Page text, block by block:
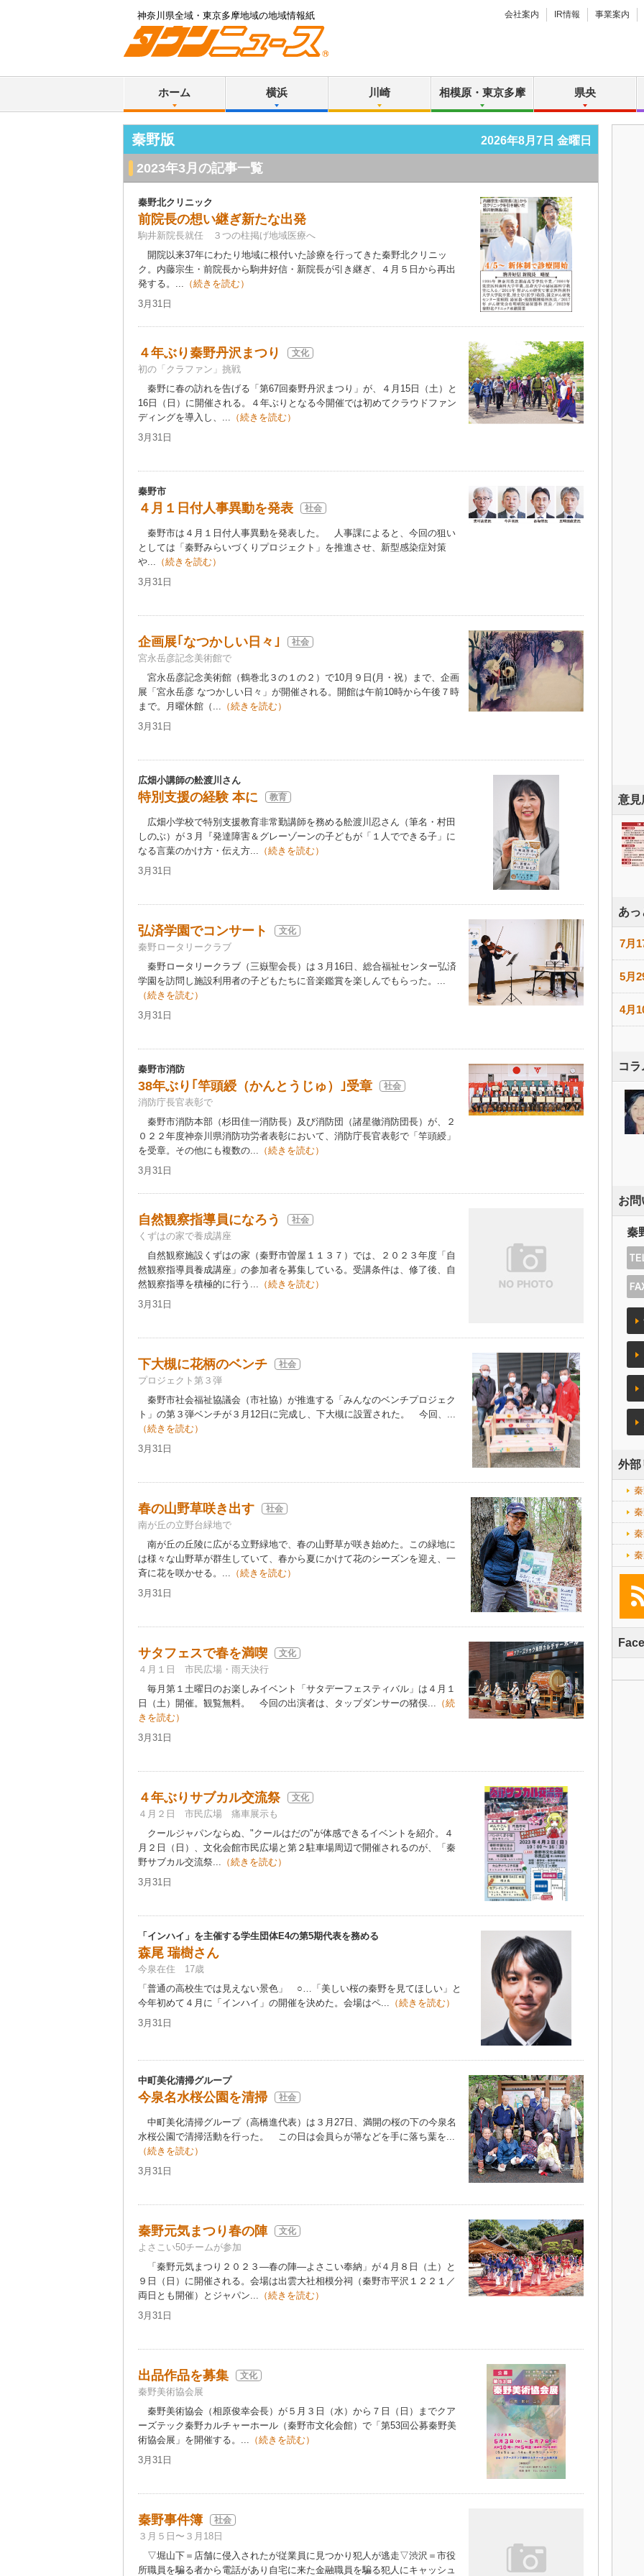
神奈川県全域・東京多摩地域の地域情報紙 会社案内 IR情報 事業案内
ホーム 横浜 川崎 相模原・東京多摩 県央
秦野版 2026年8月7日 金曜日
2023年3月の記事一覧
秦野北クリニック
前院長の想い継ぎ新たな出発
駒井新院長就任 ３つの柱掲げ地域医療へ
開院以来37年にわたり地域に根付いた診療を行ってきた秦野北クリニッ
ク。内藤宗生・前院長から駒井好信・新院長が引き継ぎ、４月５日から再出
発する。... （続きを読む）
3月31日
４年ぶり秦野丹沢まつり 文化
初の「クラファン」挑戦
秦野に春の訪れを告げる「第67回秦野丹沢まつり」が、４月15日（土）と
16日（日）に開催される。４年ぶりとなる今開催では初めてクラウドファン
ディングを導入し、... （続きを読む）
3月31日
秦野市
４月１日付人事異動を発表 社会
秦野市は４月１日付人事異動を発表した。 人事課によると、今回の狙い
としては「秦野みらいづくりプロジェクト」を推進させ、新型感染症対策
や... （続きを読む）
3月31日
企画展｢なつかしい日々｣ 社会
宮永岳彦記念美術館で
宮永岳彦記念美術館（鶴巻北３の１の２）で10月９日(月・祝）まで、企画
展「宮永岳彦 なつかしい日々」が開催される。開館は午前10時から午後７時
まで。月曜休館（... （続きを読む）
3月31日
広畑小講師の舩渡川さん
特別支援の経験 本に 教育
広畑小学校で特別支援教育非常勤講師を務める舩渡川忍さん（筆名・村田
しのぶ）が３月『発達障害＆グレーゾーンの子どもが「１人でできる子」に
なる言葉のかけ方・伝え方... （続きを読む）
3月31日
弘済学園でコンサート 文化
秦野ロータリークラブ
秦野ロータリークラブ（三嶽聖会長）は３月16日、総合福祉センター弘済
学園を訪問し施設利用者の子どもたちに音楽鑑賞を楽しんでもらった。...
（続きを読む）
3月31日
秦野市消防
38年ぶり｢竿頭綬（かんとうじゅ）｣受章 社会
消防庁長官表彰で
秦野市消防本部（杉田佳一消防長）及び消防団（諸星徹消防団長）が、２
０２２年度神奈川県消防功労者表彰において、消防庁長官表彰で「竿頭綬」
を受章。その他にも複数の... （続きを読む）
3月31日
自然観察指導員になろう 社会
くずはの家で養成講座
自然観察施設くずはの家（秦野市曽屋１１３７）では、２０２３年度「自
然観察指導員養成講座」の参加者を募集している。受講条件は、修了後、自
然観察指導を積極的に行う... （続きを読む）
3月31日
下大槻に花柄のベンチ 社会
プロジェクト第３弾
秦野市社会福祉協議会（市社協）が推進する「みんなのベンチプロジェク
ト」の第３弾ベンチが３月12日に完成し、下大槻に設置された。 今回、...
（続きを読む）
3月31日
春の山野草咲き出す 社会
南が丘の立野台緑地で
南が丘の丘陵に広がる立野緑地で、春の山野草が咲き始めた。この緑地に
は様々な山野草が群生していて、春から夏にかけて花のシーズンを迎え、一
斉に花を咲かせる。... （続きを読む）
3月31日
サタフェスで春を満喫 文化
４月１日 市民広場・雨天決行
毎月第１土曜日のお楽しみイベント「サタデーフェスティバル」は４月１
日（土）開催。観覧無料。 今回の出演者は、タップダンサーの猪俣... （続
きを読む）
3月31日
４年ぶりサブカル交流祭 文化
４月２日 市民広場 痛車展示も
クールジャパンならぬ、"クールはだの"が体感できるイベントを紹介。４
月２日（日）、文化会館市民広場と第２駐車場周辺で開催されるのが、「秦
野サブカル交流祭... （続きを読む）
3月31日
「インハイ」を主催する学生団体E4の第5期代表を務める
森尾 瑞樹さん
今泉在住 17歳
「普通の高校生では見えない景色」 ○…「美しい桜の秦野を見てほしい」と
今年初めて４月に「インハイ」の開催を決めた。会場はペ... （続きを読む）
3月31日
中町美化清掃グループ
今泉名水桜公園を清掃 社会
中町美化清掃グループ（高橋進代表）は３月27日、満開の桜の下の今泉名
水桜公園で清掃活動を行った。 この日は会員らが箒などを手に落ち葉を...
（続きを読む）
3月31日
秦野元気まつり春の陣 文化
よさこい50チームが参加
「秦野元気まつり２０２３―春の陣―よさこい奉納」が４月８日（土）と
９日（日）に開催される。会場は出雲大社相模分祠（秦野市平沢１２２１／
両日とも開催）とジャパン... （続きを読む）
3月31日
出品作品を募集 文化
秦野美術協会展
秦野美術協会（相原俊幸会長）が５月３日（水）から７日（日）までクア
ーズテック秦野カルチャーホール（秦野市文化会館）で「第53回公募秦野美
術協会展」を開催する。... （続きを読む）
3月31日
秦野事件簿 社会
３月５日〜３月18日
▽堀山下＝店舗に侵入されたが従業員に見つかり犯人が逃走▽渋沢＝市役
所職員を騙る者から電話があり自宅に来た金融職員を騙る犯人にキャッシュ
意見
あっ
7月
5月
4月
コラ
お問
秦
外部